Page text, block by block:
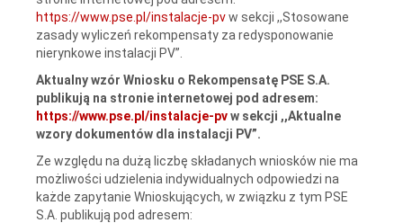
https://www.pse.pl/instalacje-pvw sekcji ,,Stosowane
zasady wyliczeń rekompensaty za redysponowanie
nierynkowe instalacji PV”.
Aktualny wzór Wniosku o Rekompensatę PSE S.A.
publikują na stronie internetowej pod adresem:
https://www.pse.pl/instalacje-pvw sekcji ,,Aktualne
wzory dokumentów dla instalacji PV”.
Ze względu na dużą liczbę składanych wniosków nie ma
możliwości udzielenia indywidualnych odpowiedzi na
każde zapytanie Wnioskujących, w związku z tym PSE
S.A. publikują pod adresem: